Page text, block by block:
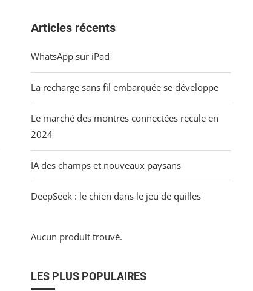
Articles récents
WhatsApp sur iPad
La recharge sans fil embarquée se développe
Le marché des montres connectées recule en
2024
IA des champs et nouveaux paysans
DeepSeek : le chien dans le jeu de quilles
Aucun produit trouvé.
LES PLUS POPULAIRES